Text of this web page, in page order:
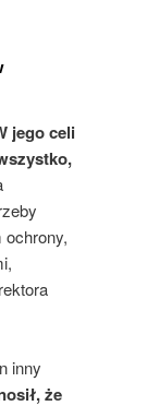
jego celi
inny
że